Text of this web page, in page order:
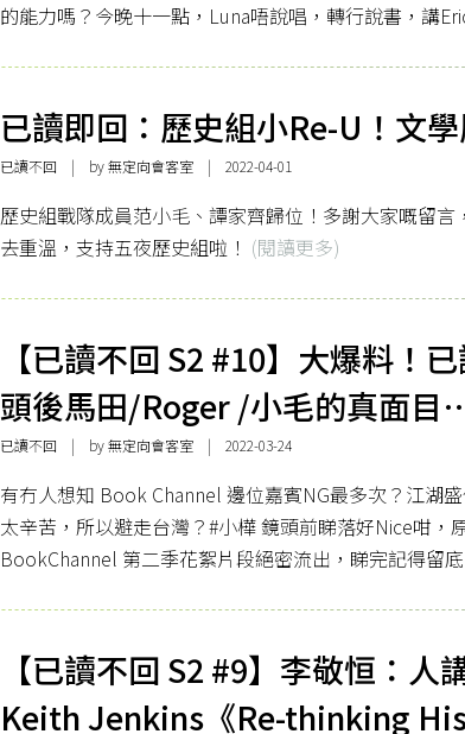
的能力嗎？今晚十一點，Luna唔說唱，轉行說書，講
已讀即回：歷史組小Re-U！文
已讀不回 | by 無定向會客室 | 2022-04-01
歷史組戰隊成員范小毛、譚家齊歸位！多謝大家嘅留
去重溫，支持五夜歷史組啦！ (閱讀更多)
【已讀不回 S2 #10】大爆料！
頭後馬田/Roger /小毛的真面目
已讀不回 | by 無定向會客室 | 2022-03-24
有冇人想知 Book Channel 邊位嘉賓NG最多次？江湖
太辛苦，所以避走台灣？#小樺 鏡頭前睇落好Nice咁，
BookChannel 第二季花絮片段絕密流出，睇完記得留底
【已讀不回 S2 #9】李敬恒：人
Keith Jenkins《Re-thinking